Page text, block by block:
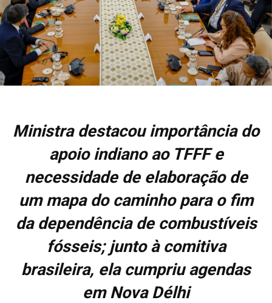
Ministra destacou importância do
apoio indiano ao TFFF e
necessidade de elaboração de
um mapa do caminho para o fim
da dependência de combustíveis
fósseis; junto à comitiva
brasileira, ela cumpriu agendas
em Nova Délhi